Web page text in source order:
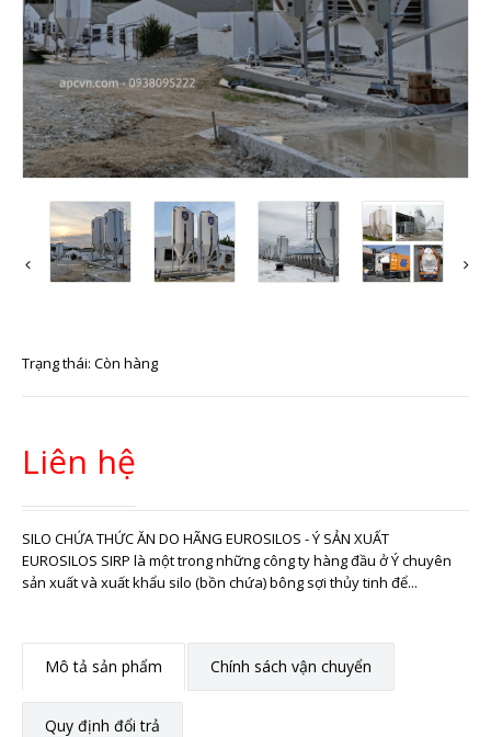
Trạng thái: Còn hàng
Liên hệ
SILO CHỨA THỨC ĂN DO HÃNG EUROSILOS - Ý SẢN XUẤT
EUROSILOS SIRP là một trong những công ty hàng đầu ở Ý chuyên
sản xuất và xuất khẩu silo (bồn chứa) bông sợi thủy tinh để...
Mô tả sản phẩm Chính sách vận chuyển
Quy định đổi trả